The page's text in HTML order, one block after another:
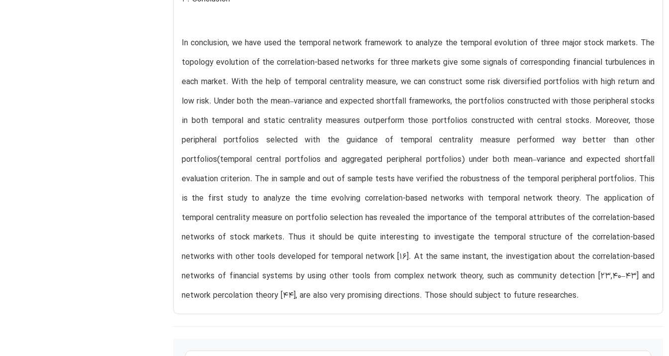
In conclusion, we have used the temporal network framework to analyze the temporal evolution of three major stock markets. The
topology evolution of the correlation-based networks for three markets give some signals of corresponding financial turbulences in
each market. With the help of temporal centrality measure, we can construct some risk diversified portfolios with high return and
low risk. Under both the mean–variance and expected shortfall frameworks, the portfolios constructed with those peripheral stocks
in both temporal and static centrality measures outperform those portfolios constructed with central stocks. Moreover, those
peripheral portfolios selected with the guidance of temporal centrality measure performed way better than other
portfolios(temporal central portfolios and aggregated peripheral portfolios) under both mean–variance and expected shortfall
evaluation criterion. The in sample and out of sample tests have verified the robustness of the temporal peripheral portfolios. This
is the first study to analyze the time evolving correlation-based networks with temporal network theory. The application of
temporal centrality measure on portfolio selection has revealed the importance of the temporal attributes of the correlation-based
networks of stock markets. Thus it should be quite interesting to investigate the temporal structure of the correlation-based
networks with other tools developed for temporal network [16]. At the same instant, the investigation about the correlation-based
networks of financial systems by using other tools from complex network theory, such as community detection [23,40–43] and
network percolation theory [44], are also very promising directions. Those should subject to future researches.